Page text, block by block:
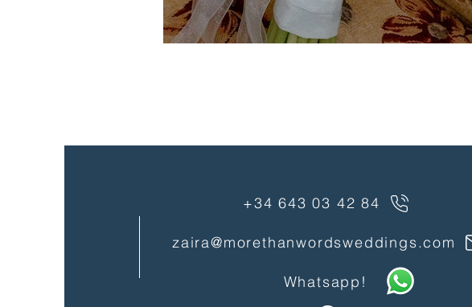
+34 643 03 42 84
zaira@morethanwordsweddings.com
Whatsapp!